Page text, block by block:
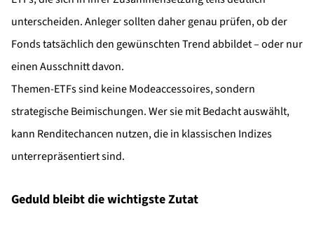
unterscheiden. Anleger sollten daher genau prüfen, ob der
Fonds tatsächlich den gewünschten Trend abbildet – oder nur
einen Ausschnitt davon.
Themen-ETFs sind keine Modeaccessoires, sondern
strategische Beimischungen. Wer sie mit Bedacht auswählt,
kann Renditechancen nutzen, die in klassischen Indizes
unterrepräsentiert sind.
Geduld bleibt die wichtigste Zutat